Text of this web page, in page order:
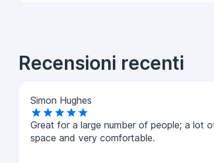
Recensioni recenti
Simon Hughes
Great for a large number of people; a lot
space and very comfortable.